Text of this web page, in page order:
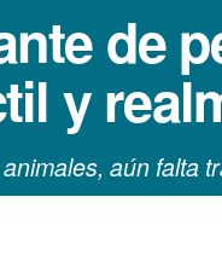
de
y
aún falta